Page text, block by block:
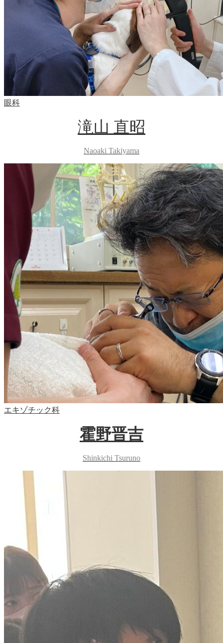
眼科
滝山 直昭
Naoaki Takiyama
エキゾチック科
霍野晋吉
Shinkichi Tsuruno